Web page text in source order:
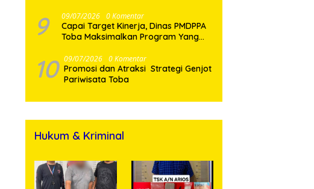
9 09/07/2026 0 Komentar
Capai Target Kinerja, Dinas PMDPPA
Toba Maksimalkan Program Yang
10 09/07/2026 0 Komentar
Promosi dan Atraksi Strategi Genjot
Pariwisata Toba
Hukum & Kriminal